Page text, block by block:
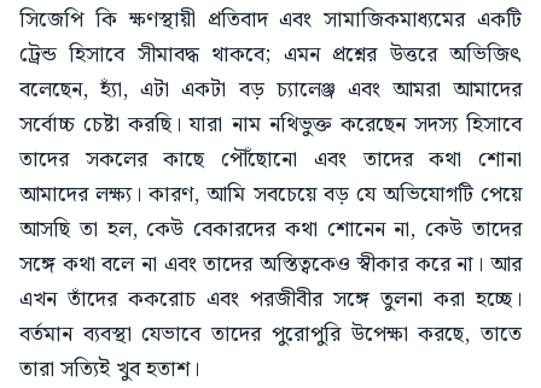
সিজেপি কি ক্ষণস্থায়ী প্রতিবাদ এবং সামাজিকমাধ্যমের একটি
ট্রেন্ড হিসাবে সীমাবদ্ধ থাকবে; এমন প্রশ্নের উত্তরে অভিজিৎ
বলেছেন, হ্যাঁ, এটা একটা বড় চ্যালেঞ্জ এবং আমরা আমাদের
সর্বোচ্চ চেষ্টা করছি। যারা নাম নথিভুক্ত করেছেন সদস্য হিসাবে
তাদের সকলের কাছে পৌঁছোনো এবং তাদের কথা শোনা
আমাদের লক্ষ্য। কারণ, আমি সবচেয়ে বড় যে অভিযোগটি পেয়ে
আসছি তা হল, কেউ বেকারদের কথা শোনেন না, কেউ তাদের
সঙ্গে কথা বলে না এবং তাদের অস্তিত্বকেও স্বীকার করে না। আর
এখন তাঁদের ককরোচ এবং পরজীবীর সঙ্গে তুলনা করা হচ্ছে।
বর্তমান ব্যবস্থা যেভাবে তাদের পুরোপুরি উপেক্ষা করছে, তাতে
তারা সত্যিই খুব হতাশ।